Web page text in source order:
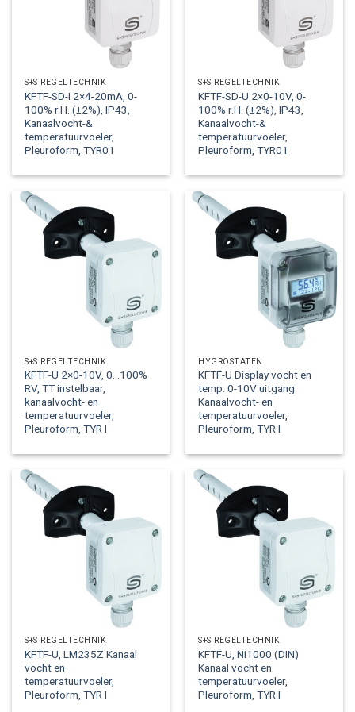
S+S REGELTECHNIK
KFTF-SD-I 2×4-20mA, 0-
100% r.H. (±2%), IP43,
Kanaalvocht-&
temperatuurvoeler,
Pleuroform, TYR01
S+S REGELTECHNIK
KFTF-SD-U 2×0-10V, 0-
100% r.H. (±2%), IP43,
Kanaalvocht-&
temperatuurvoeler,
Pleuroform, TYR01
S+S REGELTECHNIK
KFTF-U 2×0-10V, 0…100%
RV, TT instelbaar,
kanaalvocht- en
temperatuurvoeler,
Pleuroform, TYR I
HYGROSTATEN
KFTF-U Display vocht en
temp. 0-10V uitgang
Kanaalvocht- en
temperatuurvoeler,
Pleuroform, TYR I
S+S REGELTECHNIK
KFTF-U, LM235Z Kanaal
vocht en
temperatuurvoeler,
Pleuroform, TYR I
S+S REGELTECHNIK
KFTF-U, Ni1000 (DIN)
Kanaal vocht en
temperatuurvoeler,
Pleuroform, TYR I